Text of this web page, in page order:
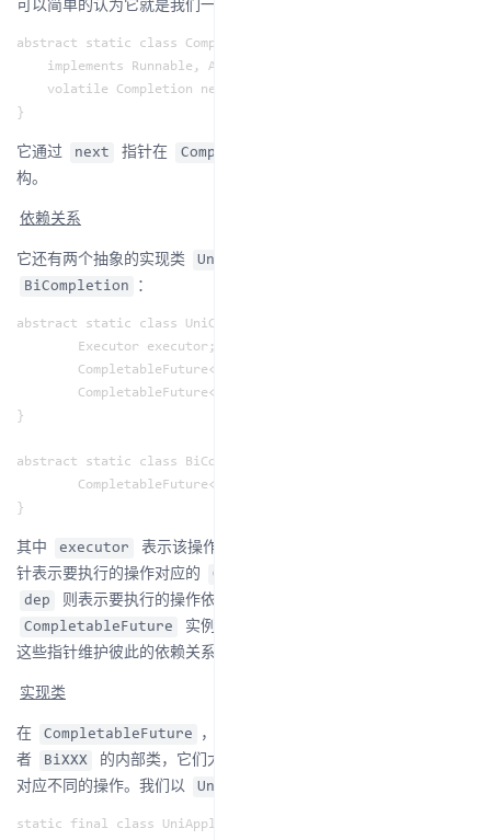
可以简单的认为它就是我们一般所说的“操作”。
abstract static class Completion extends ForkJoinTask<Void>
    implements Runnable, AsynchronousCompletionTask {
    volatile Completion next;
它通过 next 指针在 CompletableFuture
构。
依赖关系
它还有两个抽象的实现类 UniCompletion
BiCompletion
：
abstract static class UniCompletion<T,V> extends Completion {
Executor executor;                 // executor to use
CompletableFuture<V> dep;          // the dependent
CompletableFuture<T> src;          // source for
}
abstract static class BiCompletion<T,U,V> extends
        CompletableFuture<U> snd; // second source for action
其中 executor 表示该操作的执行者，而
针表示要执行的操作对应的
CompletableFuture
dep
则表示要执行的操作依赖的前置操作对应的
CompletableFuture
实例。多个
这些指针维护彼此的依赖关系。
实现类
在 CompletableFuture ，我们会看到很多格式为
者
BiXXX
的内部类，它们大多数都基于上述两抽象类实现，分别
对应不同的操作。我们以
UniApply
static final class UniApply<T,V> extends UniCompletion<T,V> {